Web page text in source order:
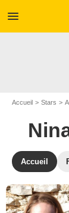
menu
Accueil Stars
Accueil